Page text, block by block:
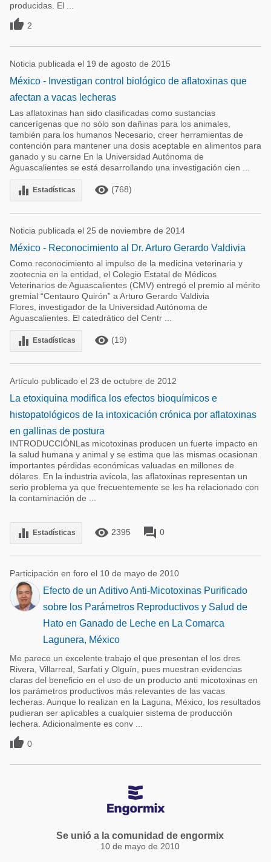
producidas. El ...
 2
Noticia publicada el 19 de agosto de 2015
México - Investigan control biológico de aflatoxinas que
afectan a vacas lecheras
Las aflatoxinas han sido clasificadas como sustancias
cancerígenas que no sólo son dañinas para los animales,
también para los humanos Necesario, creer herramientas de
contención para mantener una dosis aceptable en alimentos para
ganado y su carne En la Universidad Autónoma de
Aguascalientes se está desarrollando una investigación cien ...
equalizer Estadísticas remove_red_eye (768)
Noticia publicada el 25 de noviembre de 2014
México - Reconocimiento al Dr. Arturo Gerardo Valdivia
Como reconocimiento al impulso de la medicina veterinaria y
zootecnia en la entidad, el Colegio Estatal de Médicos
Veterinarios de Aguascalientes (CMV) entregó el premio al mérito
gremial “Centauro Quirón” a Arturo Gerardo Valdivia
Flores, investigador de la Universidad Autónoma de
Aguascalientes. El catedrático del Centr ...
equalizer Estadísticas remove_red_eye (19)
Artículo publicado el 23 de octubre de 2012
La etoxiquina modifica los efectos bioquímicos e
histopatológicos de la intoxicación crónica por aflatoxinas
en gallinas de postura
INTRODUCCIÓNLas micotoxinas producen un fuerte impacto en
la salud humana y animal y se estima que las mismas ocasionan
importantes pérdidas económicas valuadas en millones de
dólares. En la industria avícola, las aflatoxinas representan un
serio problema ya que frecuentemente se les ha relacionado con
la contaminación de ...
equalizer Estadísticas remove_red_eye 2395 forum 0
Participación en foro el 10 de mayo de 2010
Efecto de un Aditivo Anti-Micotoxinas Purificado
sobre los Parámetros Reproductivos y Salud de
Hato en Ganado de Leche en La Comarca
Lagunera, México
Me parece un excelente trabajo el que presentan el los dres
Rivera, Villarreal, Sarfati y Olguín, pues muestran evidencias
claras del beneficio en el uso de un producto anti micotoxinas en
los parámetros productivos más relevantes de las vacas
lecheras. Aunque lo realizan en la Laguna, México, los resultados
pudieran ser aplicables a cualquier sistema de producción
lechera. Adicionalmente es conv ...
 0
Se unió a la comunidad de engormix
10 de mayo de 2010